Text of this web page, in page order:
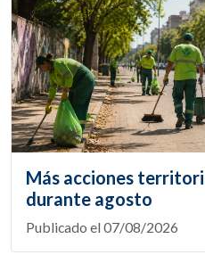
Más acciones
durante agosto
Publicado el 07/08/2026